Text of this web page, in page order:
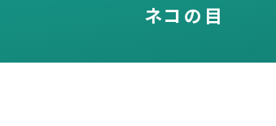
ネコの目